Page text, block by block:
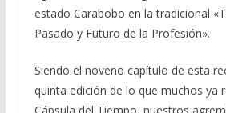
estado Carabobo en la tradicional
Pasado y Futuro de la Profesión».
Siendo el noveno capítulo de esta
quinta edición de lo que muchos ya